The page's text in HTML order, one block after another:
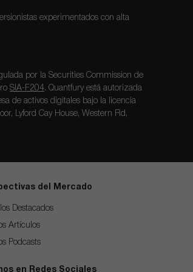
experimentados con alta
por la Securities Commission de
SIA-F204. Quantfury está autorizada
de activos digitales bajo la licencia
Lyford Cay House, Western Rd,
del Mercado
Destacados
Artículos
Podcasts
en Redes Sociales